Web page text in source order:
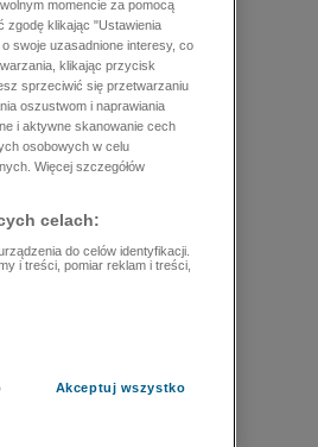
momencie za pomocą
zgodę klikając "Ustawienia
swoje uzasadnione interesy, co
klikając przycisk
sprzeciwić się przetwarzaniu
oszustwom i naprawiania
i aktywne skanowanie cech
osobowych w celu
Więcej szczegółów
celach:
do celów identyfikacji.
i treści, pomiar reklam i treści,
Akceptuj wszystko